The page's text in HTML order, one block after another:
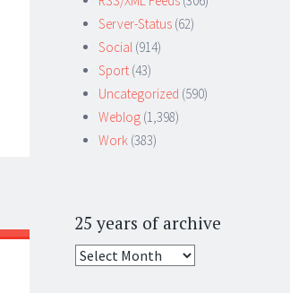
Server-Status (62)
Social (914)
Sport (43)
Uncategorized (590)
Weblog (1,398)
Work (383)
25 years of archive
25